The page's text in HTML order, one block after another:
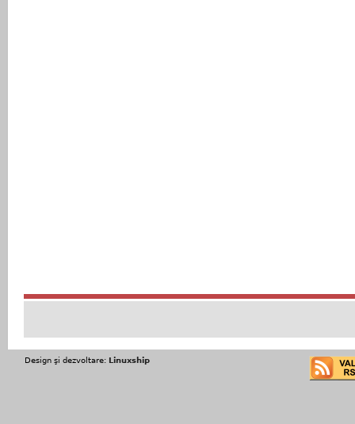
Design şi dezvoltare: Linuxship